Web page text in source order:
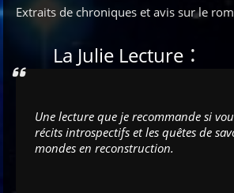
Extraits de chroniques et avis sur le
La Julie Lecture :
Une lecture que je recommande si
récits introspectifs et les quêtes de
mondes en reconstruction.